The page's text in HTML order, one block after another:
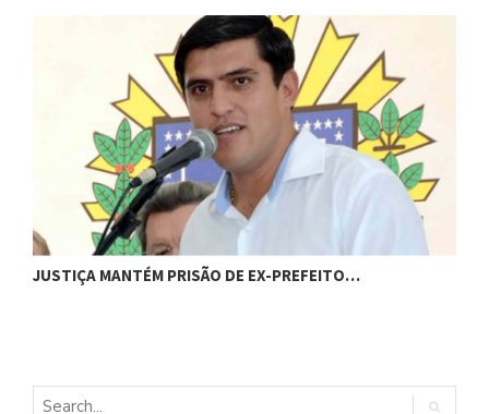
JUSTIÇA MANTÉM PRISÃO DE EX-PREFEITO…